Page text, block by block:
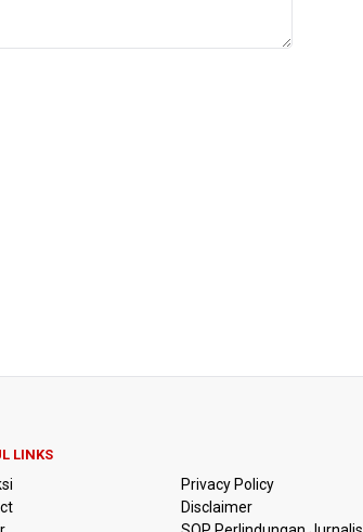
LINKS
Privacy Policy
Disclaimer